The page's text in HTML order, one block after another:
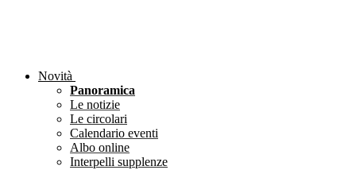
Novità
Panoramica
Le notizie
Le circolari
Calendario eventi
Albo online
Interpelli supplenze